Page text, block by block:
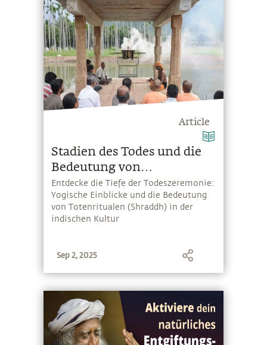
Article
Stadien des Todes und die
Bedeutung von
Totenritualen
Entdecke die Tiefe der Todeszeremonie:
Yogische Einblicke und die Bedeutung
von Totenritualen (Shraddh) in der
indischen Kultur
Sep 2, 2025